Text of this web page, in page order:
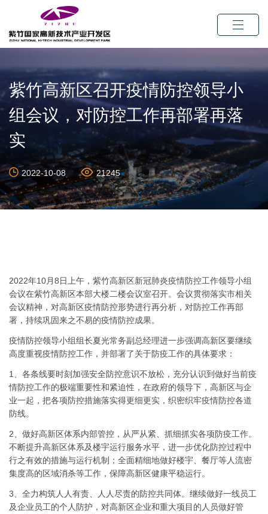
紫竹高新区召开疫情防控领导小
组会议，对防控工作再部署再落
实
2022-10-08 21245
2022年10月8日上午，紫竹高新区新冠肺炎疫情防控工作领导小组
会议在紫竹高新区本部大楼二楼会议室召开。会议贯彻落实市相关
会议精神，对高新区疫情防控形势进行再分析，对防控工作再部
署，持续巩固来之不易的疫情防控成果。
疫情防控领导小组组长夏光常务副总经理进一步强调高新区要继续
高度重视疫情防控工作，并部署了关于防疫工作的具体要求：
1、各条线要时刻加强安全防控意识不放松，充分认识到做好当前疫
情防控工作的极端重要性和紧迫性，在政府的领导下，高新区与企
业一起，把各项防控措施落实得更细更实，织密织牢疫情防控各道
防线。
2、做好高新区体系内部管控，从严从紧、抓细抓实各项防疫工作。
不断提升高新区体系及楼宇运行服务水平，进一步优化防控过程中
行之有效的措施与运行机制；全面精细地做好楼宇、餐厅等人流密
集度高的区域消杀等工作，保障高新区健康平稳运行。
3、全力构筑人人有责、人人尽责的防控共同体。继续做好一线员工
及企业员工的个人防护，对高新区企业和重大项目的人员做好管